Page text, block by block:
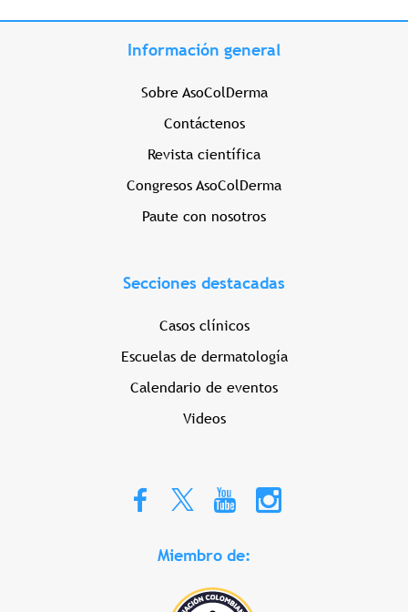
Información general
Sobre AsoColDerma
Contáctenos
Revista científica
Congresos AsoColDerma
Paute con nosotros
Secciones destacadas
Casos clínicos
Escuelas de dermatología
Calendario de eventos
Videos
Miembro de: